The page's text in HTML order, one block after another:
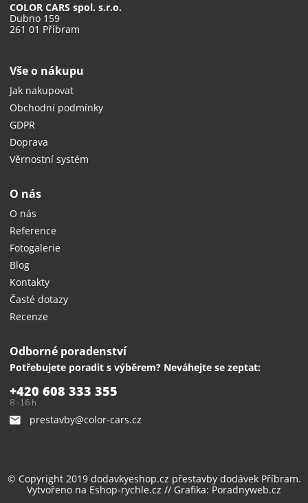
COLOR CARS spol. s.r.o.
Dubno 159
261 01 Příbram
Vše o nákupu
Jak nakupovat
Obchodní podmínky
GDPR
Doprava
Věrnostní systém
O nás
O nás
Reference
Fotogalerie
Blog
Kontakty
Časté dotazy
Recenze
Odborné poradenství
Potřebujete poradit s výběrem? Neváhejte se zeptat:
+420 608 333 355
8 -16 h
prestavby@color-cars.cz
© Copyright 2019 dodavkyeshop.cz přestavby dodávekPříbram.
Vytvořeno na Eshop-rychle.cz // Grafika: Poradnyweb.cz